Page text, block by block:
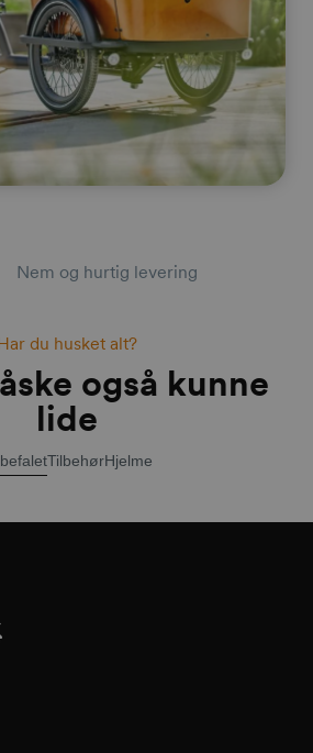
Nem og hurtig levering
du husket alt?
også kunne
lide
TilbehørHjelme